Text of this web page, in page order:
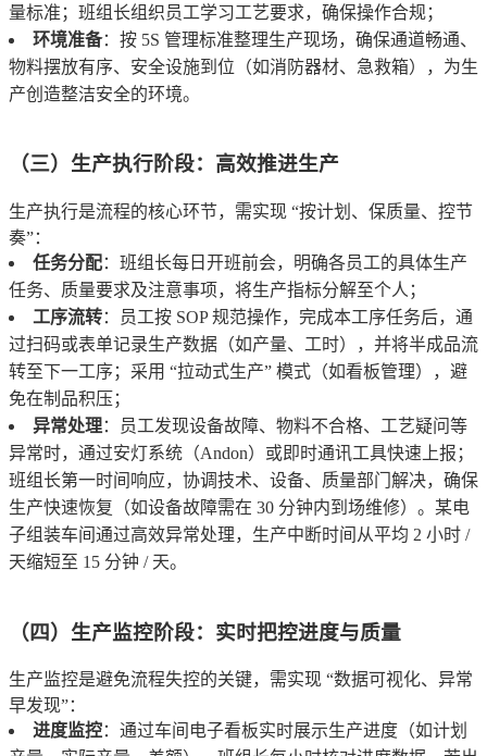
量标准；班组长组织员工学习工艺要求，确保操作合规；
环境准备：按 5S 管理标准整理生产现场，确保通道畅通、
物料摆放有序、安全设施到位（如消防器材、急救箱），为生
产创造整洁安全的环境。
（三）生产执行阶段：高效推进生产
生产执行是流程的核心环节，需实现 “按计划、保质量、控节
奏”：
任务分配：班组长每日开班前会，明确各员工的具体生产
任务、质量要求及注意事项，将生产指标分解至个人；
工序流转：员工按 SOP 规范操作，完成本工序任务后，通
过扫码或表单记录生产数据（如产量、工时），并将半成品流
转至下一工序；采用 “拉动式生产” 模式（如看板管理），避
免在制品积压；
异常处理：员工发现设备故障、物料不合格、工艺疑问等
异常时，通过安灯系统（Andon）或即时通讯工具快速上报；
班组长第一时间响应，协调技术、设备、质量部门解决，确保
生产快速恢复（如设备故障需在 30 分钟内到场维修）。某电
子组装车间通过高效异常处理，生产中断时间从平均 2 小时 /
天缩短至 15 分钟 / 天。
（四）生产监控阶段：实时把控进度与质量
生产监控是避免流程失控的关键，需实现 “数据可视化、异常
早发现”：
进度监控：通过车间电子看板实时展示生产进度（如计划